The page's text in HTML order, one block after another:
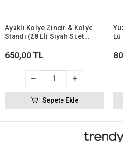
Ayaklı Kolye Zincir & Kolye
Standı (28 Lİ) Siyah Süet
650,00 TL
Sepete Ekle
Lü